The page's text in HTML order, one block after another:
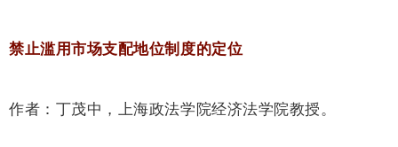
禁止滥用市场支配地位制度的定位
作者：丁茂中，上海政法学院经济法学院教授。